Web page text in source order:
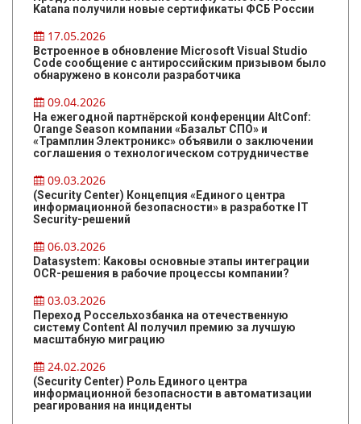
Katana получили новые сертификаты ФСБ России
17.05.2026
Встроенное в обновление Microsoft Visual Studio
Code сообщение с антироссийским призывом было
обнаружено в консоли разработчика
09.04.2026
На ежегодной партнёрской конференции AltConf:
Orange Season компании «Базальт СПО» и
«Трамплин Электроникс» объявили о заключении
соглашения о технологическом сотрудничестве
09.03.2026
(Security Center) Концепция «Единого центра
информационной безопасности» в разработке IT
Security-решений
06.03.2026
Datasystem: Каковы основные этапы интеграции
OCR-решения в рабочие процессы компании?
03.03.2026
Переход Россельхозбанка на отечественную
систему Content AI получил премию за лучшую
масштабную миграцию
24.02.2026
(Security Center) Роль Единого центра
информационной безопасности в автоматизации
реагирования на инциденты